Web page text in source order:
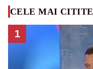
CELE MAI CITITE
1